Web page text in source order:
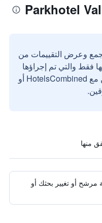
وعرض التقييمات من
فقط والتي تم إجراؤها
بواسطة مستخدمين حقيقيين مع HotelsCombined أو
مرشح أو تغيير بحثك أو